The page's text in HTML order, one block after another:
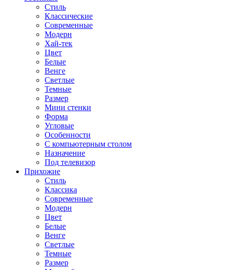
Стиль
Классические
Современные
Модерн
Хай-тек
Цвет
Белые
Венге
Светлые
Темные
Размер
Мини стенки
Форма
Угловые
Особенности
С компьютерным столом
Назначение
Под телевизор
Прихожие
Стиль
Классика
Современные
Модерн
Цвет
Белые
Венге
Светлые
Темные
Размер